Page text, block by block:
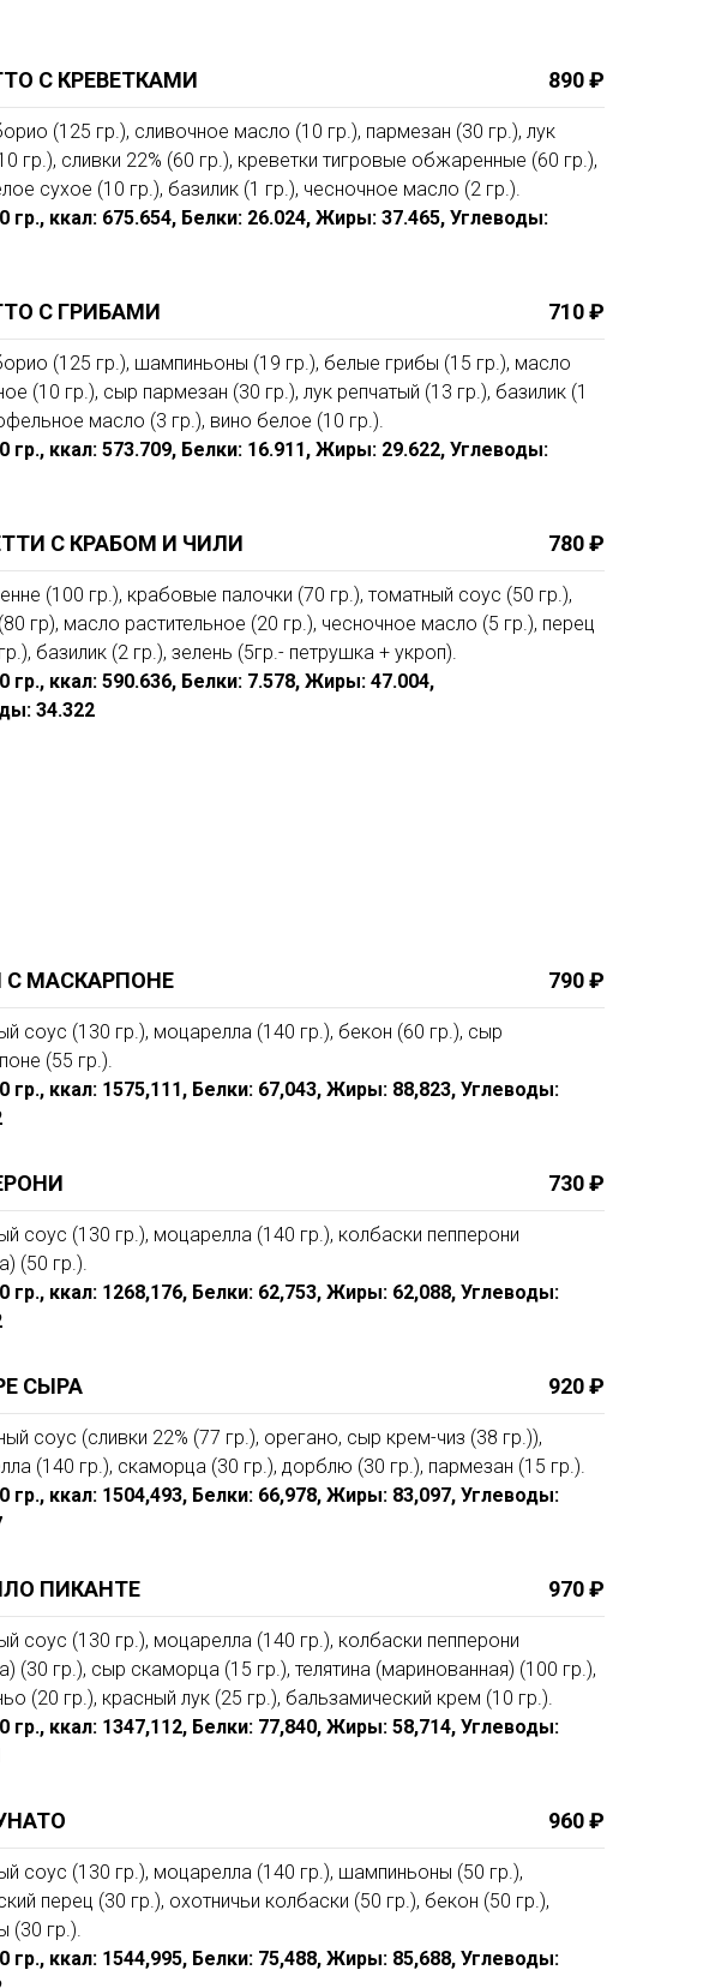
С КРЕВЕТКАМИ 890 ₽
(125 гр.), сливочное масло (10 гр.), пармезан (30 гр.), лук
гр.), сливки 22% (60 гр.), креветки тигровые обжаренные (60 гр.),
сухое (10 гр.), базилик (1 гр.), чесночное масло (2 гр.).
гр., ккал: 675.654, Белки: 26.024, Жиры: 37.465, Углеводы:
С ГРИБАМИ 710 ₽
(125 гр.), шампиньоны (19 гр.), белые грибы (15 гр.), масло
(10 гр.), сыр пармезан (30 гр.), лук репчатый (13 гр.), базилик (1
масло (3 гр.), вино белое (10 гр.).
гр., ккал: 573.709, Белки: 16.911, Жиры: 29.622, Углеводы:
С КРАБОМ И ЧИЛИ 780 ₽
(100 гр.), крабовые палочки (70 гр.), томатный соус (50 гр.),
гр), масло растительное (20 гр.), чесночное масло (5 гр.), перец
базилик (2 гр.), зелень (5гр.- петрушка + укроп).
гр., ккал: 590.636, Белки: 7.578, Жиры: 47.004,
34.322
С МАСКАРПОНЕ 790 ₽
соус (130 гр.), моцарелла (140 гр.), бекон (60 гр.), сыр
(55 гр.).
гр., ккал: 1575,111, Белки: 67,043, Жиры: 88,823, Углеводы:
730 ₽
соус (130 гр.), моцарелла (140 гр.), колбаски пепперони
(50 гр.).
гр., ккал: 1268,176, Белки: 62,753, Жиры: 62,088, Углеводы:
СЫРА 920 ₽
соус (сливки 22% (77 гр.), орегано, сыр крем-чиз (38 гр.)),
(140 гр.), скаморца (30 гр.), дорблю (30 гр.), пармезан (15 гр.).
гр., ккал: 1504,493, Белки: 66,978, Жиры: 83,097, Углеводы:
ПИКАНТЕ 970 ₽
соус (130 гр.), моцарелла (140 гр.), колбаски пепперони
(30 гр.), сыр скаморца (15 гр.), телятина (маринованная) (100 гр.),
(20 гр.), красный лук (25 гр.), бальзамический крем (10 гр.).
гр., ккал: 1347,112, Белки: 77,840, Жиры: 58,714, Углеводы:
960 ₽
соус (130 гр.), моцарелла (140 гр.), шампиньоны (50 гр.),
перец (30 гр.), охотничьи колбаски (50 гр.), бекон (50 гр.),
(30 гр.).
гр., ккал: 1544,995, Белки: 75,488, Жиры: 85,688, Углеводы: